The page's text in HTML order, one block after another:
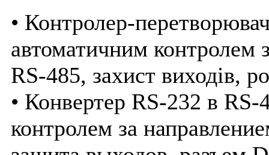
• Контролер-
автоматичним контролем
RS-485, захист виходів,
• Конвертер RS-232 в
контролем за